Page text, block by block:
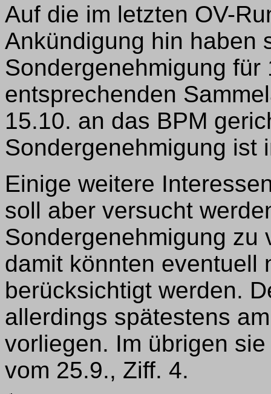
Auf die im letzten OV-
Ankündigung hin haben
Sondergenehmigung
entsprechenden
15.10. an das BPM
Sondergenehmigung ist
Einige weitere
soll aber versucht
Sondergenehmigung zu
damit könnten eventuell
berücksichtigt werden.
allerdings spätestens
vorliegen. Im übrigen
vom 25.9., Ziff. 4.